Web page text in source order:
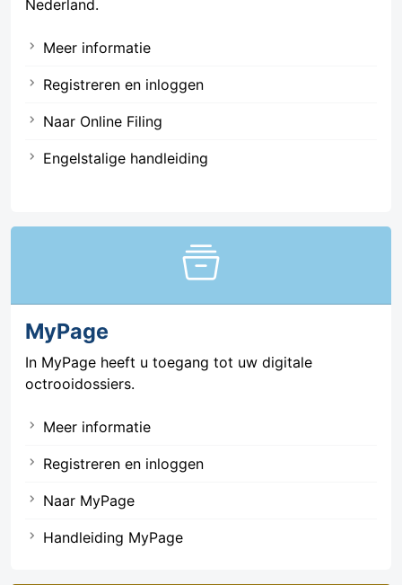
Nederland.
Meer informatie
Registreren en inloggen
Naar Online Filing
Engelstalige handleiding
home_storage
MyPage
In MyPage heeft u toegang tot uw digitale
octrooidossiers.
Meer informatie
Registreren en inloggen
Naar MyPage
Handleiding MyPage